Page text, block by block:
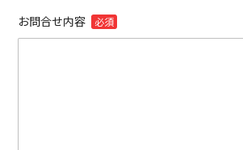
お問合せ内容 必須